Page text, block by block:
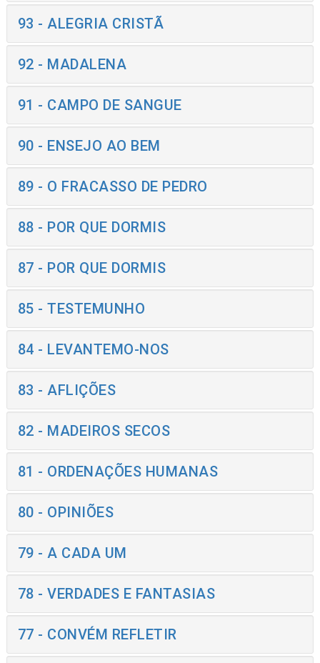
93 - ALEGRIA CRISTÃ
92 - MADALENA
91 - CAMPO DE SANGUE
90 - ENSEJO AO BEM
89 - O FRACASSO DE PEDRO
88 - POR QUE DORMIS
87 - POR QUE DORMIS
85 - TESTEMUNHO
84 - LEVANTEMO-NOS
83 - AFLIÇÕES
82 - MADEIROS SECOS
81 - ORDENAÇÕES HUMANAS
80 - OPINIÕES
79 - A CADA UM
78 - VERDADES E FANTASIAS
77 - CONVÉM REFLETIR